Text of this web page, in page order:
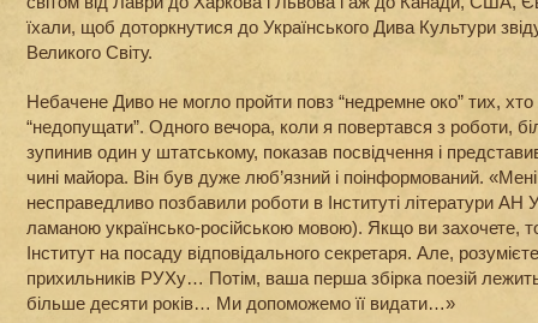
їхали, щоб доторкнутися до Українського Дива Культури
Великого Світу.
Небачене Диво не могло пройти повз “недремне око” тих,
“недопущати”. Одного вечора, коли я повертався з роботи,
зупинив один у штатському, показав посвідчення і
чині майора. Він був дуже люб’язний і поінформований.
несправедливо позбавили роботи в Інституті літератури АН
ламаною українсько-російською мовою). Якщо ви захочете,
Інститут на посаду відповідального секретаря. Але,
прихильників РУХу… Потім, ваша перша збірка поезій
більше десяти років… Ми допоможемо її видати…»